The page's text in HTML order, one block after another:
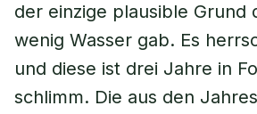
der einzige plausible Grund
wenig Wasser gab. Es
und diese ist drei Jahre in
schlimm. Die aus den